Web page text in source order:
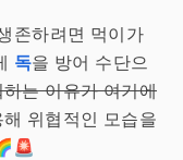
존하려면 먹이가
독을 방어 수단으
는 이유가 여기에
위협적인 모습을